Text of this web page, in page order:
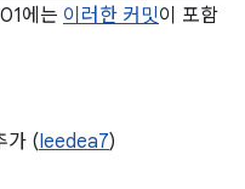
에는 이러한 커밋이 포함
가 (Ieedea7)